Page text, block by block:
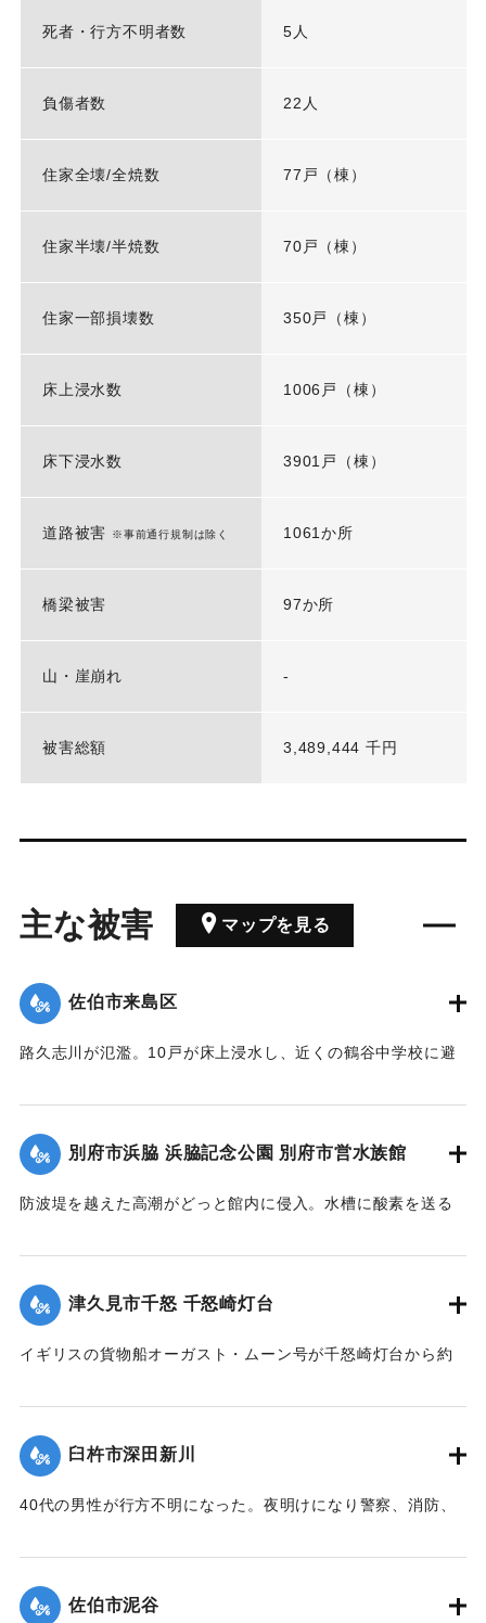
死者・行方不明者数 5人
負傷者数 22人
住家全壊/全焼数 77戸（棟）
住家半壊/半焼数 70戸（棟）
住家一部損壊数 350戸（棟）
床上浸水数 1006戸（棟）
床下浸水数 3901戸（棟）
道路被害 ※事前通行規制は除く 1061か所
橋梁被害 97か所
山・崖崩れ -
被害総額 3,489,444 千円
主な被害 マップを見る
佐伯市来島区
路久志川が氾濫。10戸が床上浸水し、近くの鶴谷中学校に避
｜固有コード: 00699010
別府市浜脇 浜脇記念公園 別府市営水族館
防波堤を越えた高潮がどっと館内に侵入。水槽に酸素を送る
込んだためほとんどの魚類が死んだ。
【出典：大分合同新聞 1963年8月10日朝刊7面】
｜固有コード:00699012
津久見市千怒 千怒崎灯台
イギリスの貨物船オーガスト・ムーン号が千怒崎灯台から約
因島に向かう途中で、台風を避けるため千怒崎の沖合300メー
トルに停泊していた。船は同日22時頃に満潮を利用して自力
で脱出した。
【出典：大分合同新聞 1963年8月9日朝刊3面】
臼杵市深田新川
40代の男性が行方不明になった。夜明けになり警察、消防、
トルの臼杵川で遺体となって発見された。自動車で帰宅途
中、臼杵川が増水で通れなかったため歩いて市内へ向かって
いたものと見られている。
佐伯市泥谷